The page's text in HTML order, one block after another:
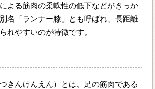
よる筋肉の柔軟性の低下などがきっか
名「ランナー膝」とも呼ばれ、長距離
れやすいのが特徴です。
きんけんえん）とは、足の筋肉である